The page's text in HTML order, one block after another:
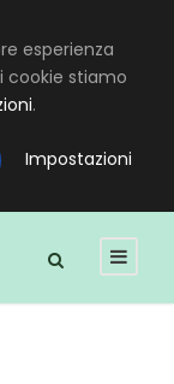
esperienza
cookie stiamo
.
Impostazioni